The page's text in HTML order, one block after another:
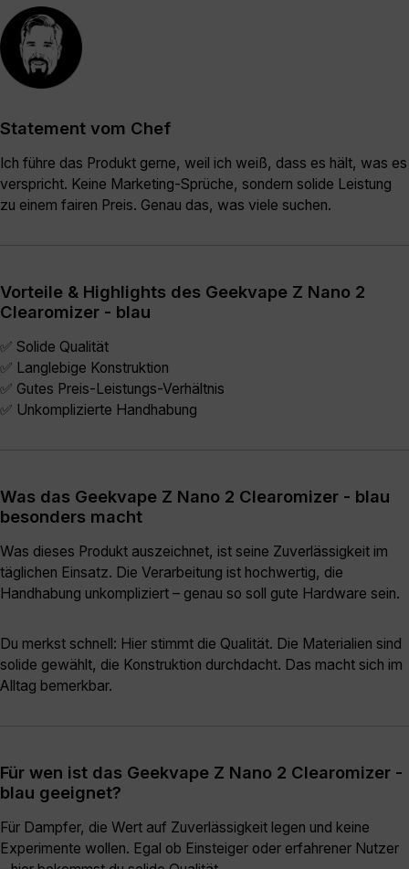
Statement vom Chef
Ich führe das Produkt gerne, weil ich weiß, dass es hält, was es
verspricht. Keine Marketing-Sprüche, sondern solide Leistung
zu einem fairen Preis. Genau das, was viele suchen.
Vorteile & Highlights des Geekvape Z Nano 2
Clearomizer - blau
✅ Solide Qualität
✅ Langlebige Konstruktion
✅ Gutes Preis-Leistungs-Verhältnis
✅ Unkomplizierte Handhabung
Was das Geekvape Z Nano 2 Clearomizer - blau
besonders macht
Was dieses Produkt auszeichnet, ist seine Zuverlässigkeit im
täglichen Einsatz. Die Verarbeitung ist hochwertig, die
Handhabung unkompliziert – genau so soll gute Hardware sein.
Du merkst schnell: Hier stimmt die Qualität. Die Materialien sind
solide gewählt, die Konstruktion durchdacht. Das macht sich im
Alltag bemerkbar.
Für wen ist das Geekvape Z Nano 2 Clearomizer -
blau geeignet?
Für Dampfer, die Wert auf Zuverlässigkeit legen und keine
Experimente wollen. Egal ob Einsteiger oder erfahrener Nutzer